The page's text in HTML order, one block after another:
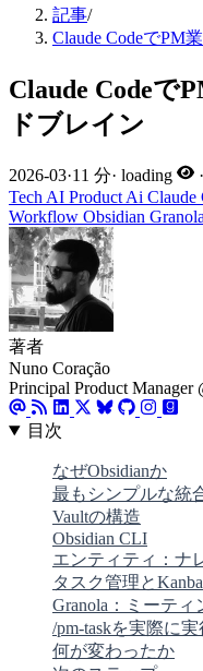
記事/
Claude CodeでPM
Claude Codeで
ドブレイン
2026-03·11 分· loading
·
Tech AI Product Ai Claude
Workflow Obsidian Granola
著者
Nuno Coração
Principal Product Manager
目次
なぜObsidianか
最もシンプルな統
Vaultの構造
Obsidian CLI
エンティティ：ナ
タスク管理と
Granola：ミーティ
/pm-taskを実際に実
何が変わったか